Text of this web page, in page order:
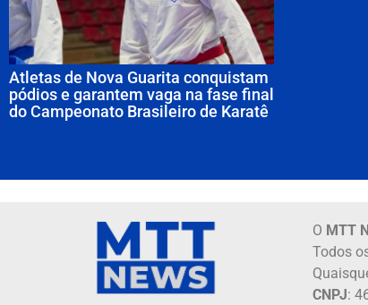
Atletas de Nova Guarita conquistam
pódios e garantem vaga na fase final
do Campeonato Brasileiro de Karatê
O MTT
Todos
CNPJ: